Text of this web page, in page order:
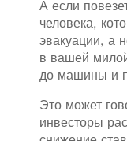
А если
человека,
эвакуации, а
в вашей
до машины и
Это может
инвесторы